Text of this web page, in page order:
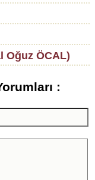
Oğuz ÖCAL)
: